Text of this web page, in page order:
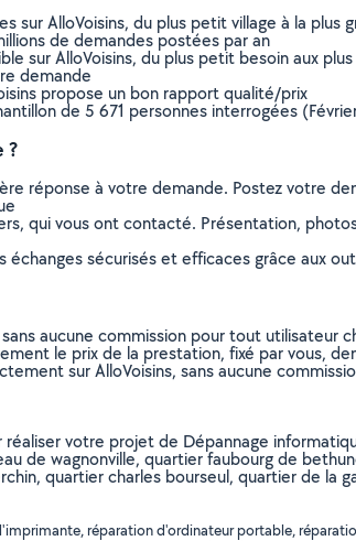
AlloVoisins, du plus petit village à la plus
de demandes postées par an
sur AlloVoisins, du plus petit besoin aux
demande
propose un bon rapport qualité/prix
de 5 671 personnes interrogées
?
réponse à votre demande. Postez votre
qui vous ont contacté. Présentation,
échanges sécurisés et efficaces grâce aux
aucune commission pour tout utilisateur
le prix de la prestation, fixé par vous,
sur AlloVoisins, sans aucune
votre projet de Dépannage
de wagnonville, quartier faubourg de
quartier charles bourseul, quartier de
réparation d'ordinateur portable,